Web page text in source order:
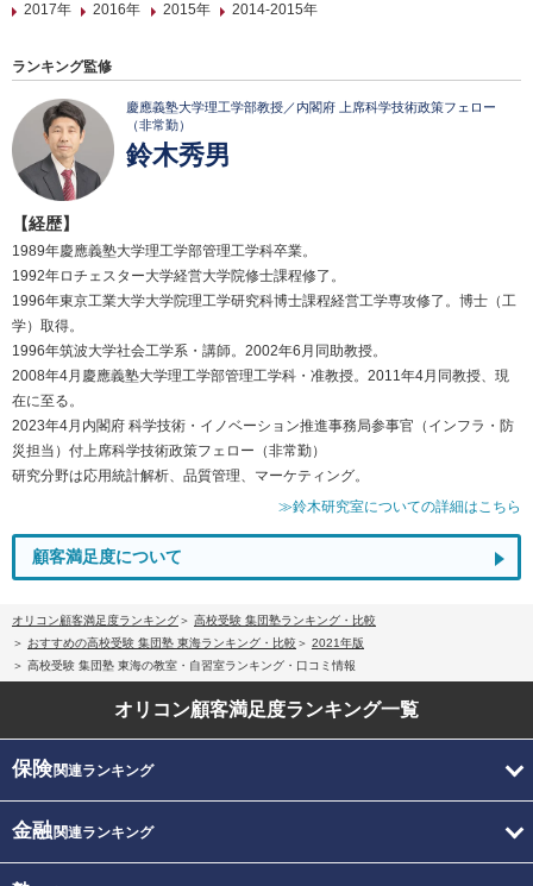
2017年
2016年 2015年 2014-2015年
ランキング監修
慶應義塾大学理工学部教授／内閣府 上席科学技術政策フェロー
（非常勤）
鈴木秀男
【経歴】
1989年慶應義塾大学理工学部管理工学科卒業。
1992年ロチェスター大学経営大学院修士課程修了。
1996年東京工業大学大学院理工学研究科博士課程経営工学専攻修了。博士（工
学）取得。
1996年筑波大学社会工学系・講師。2002年6月同助教授。
2008年4月慶應義塾大学理工学部管理工学科・准教授。2011年4月同教授、現
在に至る。
2023年4月内閣府 科学技術・イノベーション推進事務局参事官（インフラ・防
災担当）付上席科学技術政策フェロー（非常勤）
研究分野は応用統計解析、品質管理、マーケティング。
≫鈴木研究室についての詳細はこちら
顧客満足度について
オリコン顧客満足度ランキング
高校受験 集団塾ランキング・比較
おすすめの高校受験 集団塾 東海ランキング・比較
2021年版
高校受験 集団塾 東海の教室・自習室ランキング・口コミ情報
オリコン顧客満足度ランキング一覧
保険関連ランキング
金融関連ランキング